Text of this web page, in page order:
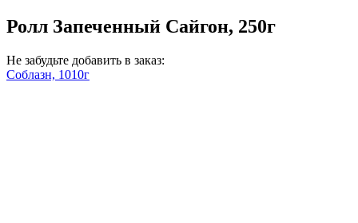
Ролл Запеченный Сайгон, 250г
Не забудьте добавить в заказ:
Соблазн, 1010г